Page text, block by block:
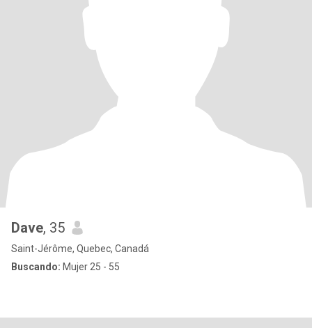
Dave, 35
Saint-Jérôme, Quebec, Canadá
Buscando: Mujer 25 - 55